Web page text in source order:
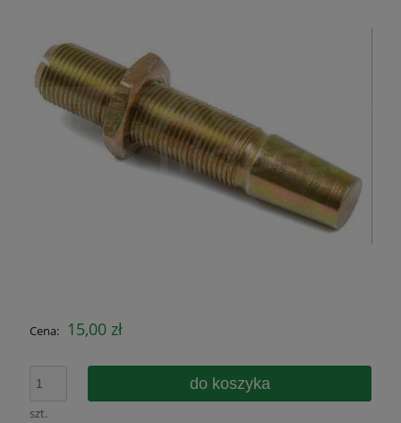
Cena: 15,00 zł
szt.
do koszyka